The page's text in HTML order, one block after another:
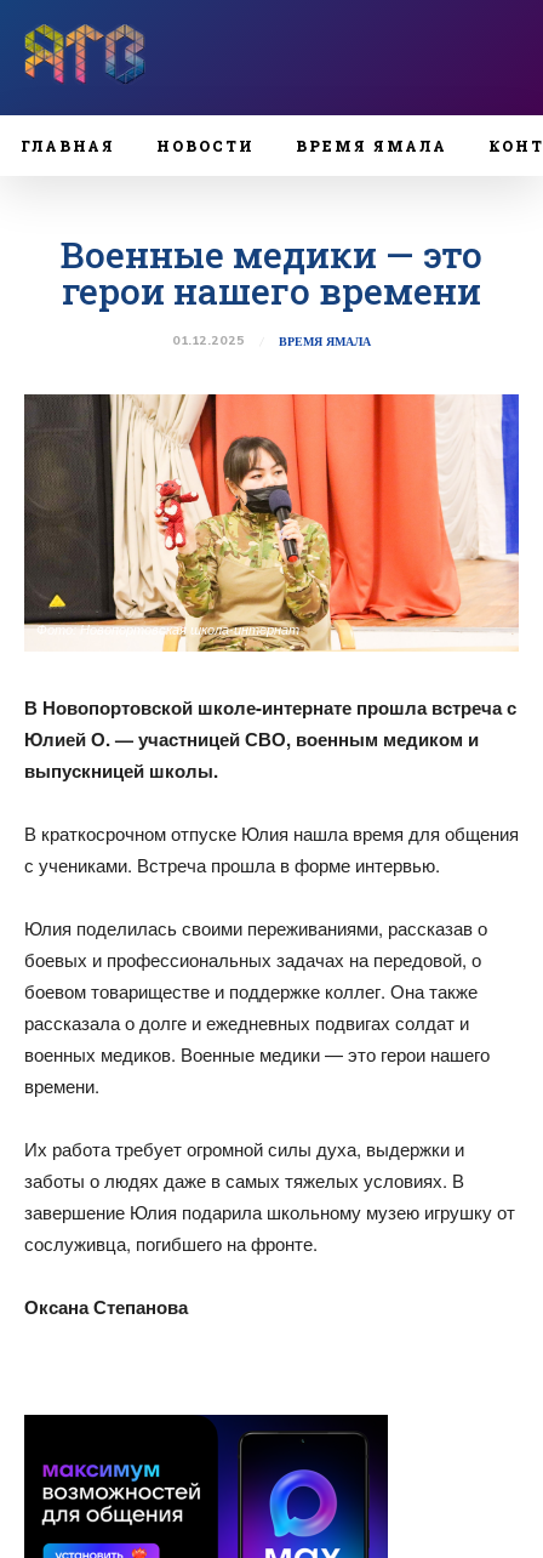
ГЛАВНАЯ НОВОСТИ ВРЕМЯ ЯМАЛА
Военные медики — это
герои нашего времени
01.12.2025 ВРЕМЯ ЯМАЛА
Фото: Новопортовская школа-интернат
В Новопортовской школе-интернате прошла встреча с
Юлией О. — участницей СВО, военным медиком и
выпускницей школы.
В краткосрочном отпуске Юлия нашла время для общения
с учениками. Встреча прошла в форме интервью.
Юлия поделилась своими переживаниями, рассказав о
боевых и профессиональных задачах на передовой, о
боевом товариществе и поддержке коллег. Она также
рассказала о долге и ежедневных подвигах солдат и
военных медиков. Военные медики — это герои нашего
времени.
Их работа требует огромной силы духа, выдержки и
заботы о людях даже в самых тяжелых условиях. В
завершение Юлия подарила школьному музею игрушку от
сослуживца, погибшего на фронте.
Оксана Степанова